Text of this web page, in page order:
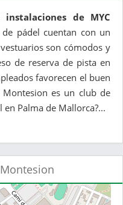
instalaciones de MYC
de pádel cuentan con un
son cómodos y
de reserva de pista en
favorecen el buen
Montesion es un club de
Palma de Mallorca?...